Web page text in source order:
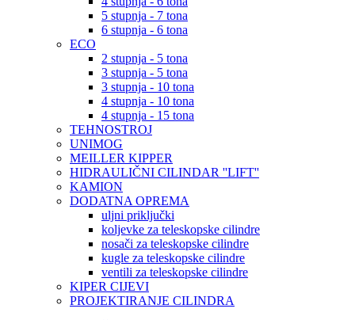
5 stupnja - 7 tona
6 stupnja - 6 tona
ECO
2 stupnja - 5 tona
3 stupnja - 5 tona
3 stupnja - 10 tona
4 stupnja - 10 tona
4 stupnja - 15 tona
TEHNOSTROJ
UNIMOG
MEILLER KIPPER
HIDRAULIČNI CILINDAR ''LIFT''
KAMION
DODATNA OPREMA
uljni priključki
koljevke za teleskopske cilindre
nosači za teleskopske cilindre
kugle za teleskopske cilindre
ventili za teleskopske cilindre
KIPER CIJEVI
PROJEKTIRANJE CILINDRA